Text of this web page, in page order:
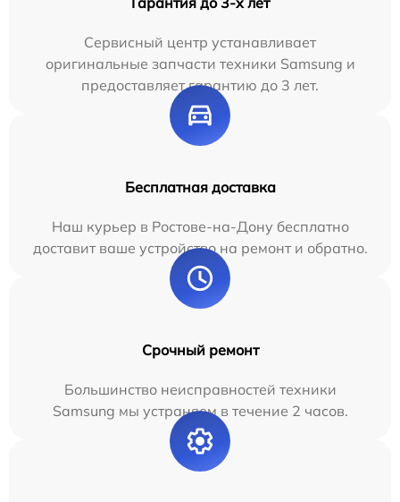
Сервисный центр устанавливает
оригинальные запчасти техники Samsung и
предоставляет гарантию до 3 лет.
Бесплатная доставка
Наш курьер в Ростове-на-Дону бесплатно
доставит ваше устройство на ремонт и обратно.
Срочный ремонт
Большинство неисправностей техники
Samsung мы устраняем в течение 2 часов.